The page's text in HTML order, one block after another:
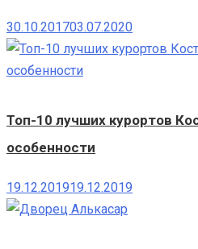
30.10.201703.07.2020
Топ-10 лучших курортов
особенности
19.12.201919.12.2019